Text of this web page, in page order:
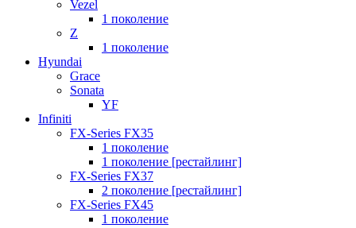
Vezel
1 поколение
Z
1 поколение
Hyundai
Grace
Sonata
YF
Infiniti
FX-Series FX35
1 поколение
1 поколение [рестайлинг]
FX-Series FX37
2 поколение [рестайлинг]
FX-Series FX45
1 поколение